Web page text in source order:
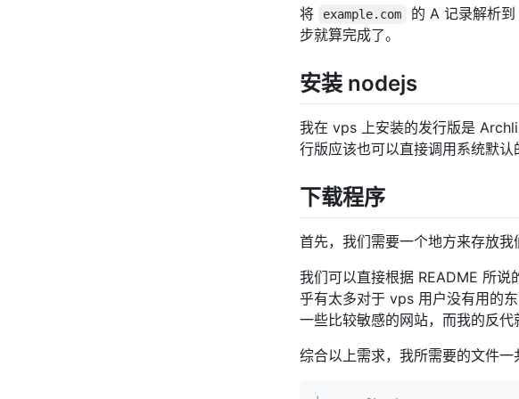
将 example.com 的 A 记录解析
步就算完成了。
安装 nodejs
我在 vps 上安装的发行版是
行版应该也可以直接调用系统默认
下载程序
首先，我们需要一个地方来存放
我们可以直接根据 README 所
乎有太多对于 vps 用户没有用的
一些比较敏感的网站，而我的反代
综合以上需求，我所需要的文件一